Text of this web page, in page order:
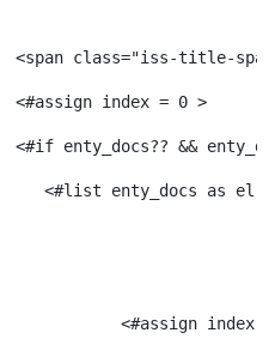
<span class="iss-title-
<#assign index = 0 >
<#if enty_docs?? &&
<#list enty_docs as el
<#assign index